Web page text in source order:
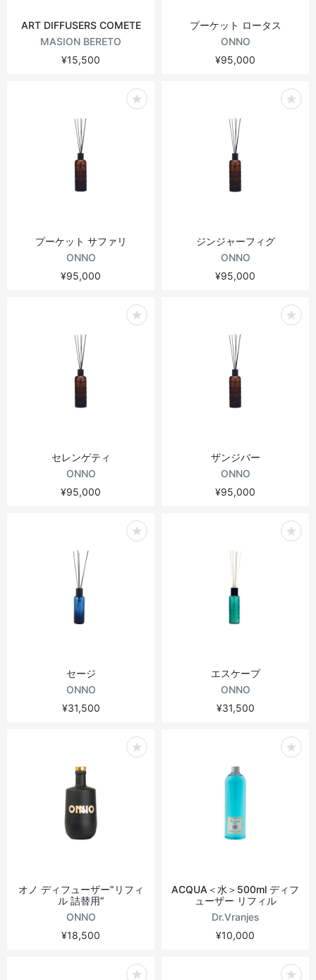
ART DIFFUSERS COMETE
MASION BERETO
¥15,500
プーケット ロータス
ONNO
¥95,000
プーケット サファリ
ONNO
¥95,000
ジンジャーフィグ
ONNO
¥95,000
セレンゲティ
ONNO
¥95,000
ザンジバー
ONNO
¥95,000
セージ
ONNO
¥31,500
エスケープ
ONNO
¥31,500
オノ ディフューザー”リフィ
ル 詰替用”
ONNO
¥18,500
ACQUA＜水＞500ml ディフ
ューザー リフィル
Dr.Vranjes
¥10,000